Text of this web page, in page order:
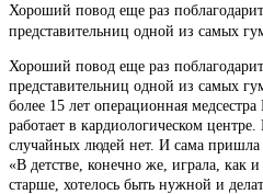
Хороший повод еще раз
представительниц одной из самых
Хороший повод еще раз
представительниц одной из самых
более 15 лет операционная
работает в кардиологическом
случайных людей нет. И сама пришла
«В детстве, конечно же, играла, как
старше, хотелось быть нужной и